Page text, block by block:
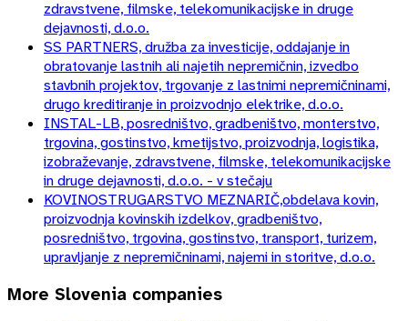
zdravstvene, filmske, telekomunikacijske in druge
dejavnosti, d.o.o.
SS PARTNERS, družba za investicije, oddajanje in
obratovanje lastnih ali najetih nepremičnin, izvedbo
stavbnih projektov, trgovanje z lastnimi nepremičninami,
drugo kreditiranje in proizvodnjo elektrike, d.o.o.
INSTAL-LB, posredništvo, gradbeništvo, monterstvo,
trgovina, gostinstvo, kmetijstvo, proizvodnja, logistika,
izobraževanje, zdravstvene, filmske, telekomunikacijske
in druge dejavnosti, d.o.o. - v stečaju
KOVINOSTRUGARSTVO MEZNARIČ,obdelava kovin,
proizvodnja kovinskih izdelkov, gradbeništvo,
posredništvo, trgovina, gostinstvo, transport, turizem,
upravljanje z nepremičninami, najemi in storitve, d.o.o.
More Slovenia companies